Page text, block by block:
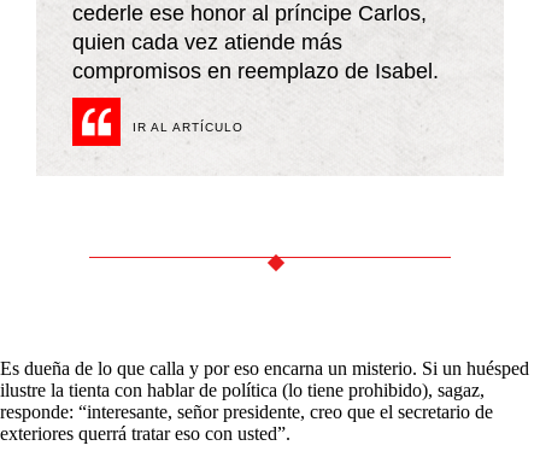
cederle ese honor al príncipe Carlos,
quien cada vez atiende más
compromisos en reemplazo de Isabel.
IR AL ARTÍCULO
Es dueña de lo que calla y por eso encarna un misterio. Si un huésped
ilustre la tienta con hablar de política (lo tiene prohibido), sagaz,
responde: “interesante, señor presidente, creo que el secretario de
exteriores querrá tratar eso con usted”.